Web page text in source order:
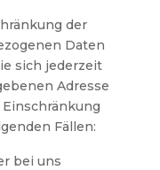
der
Daten
sich jederzeit
Adresse
Fällen:
bei uns